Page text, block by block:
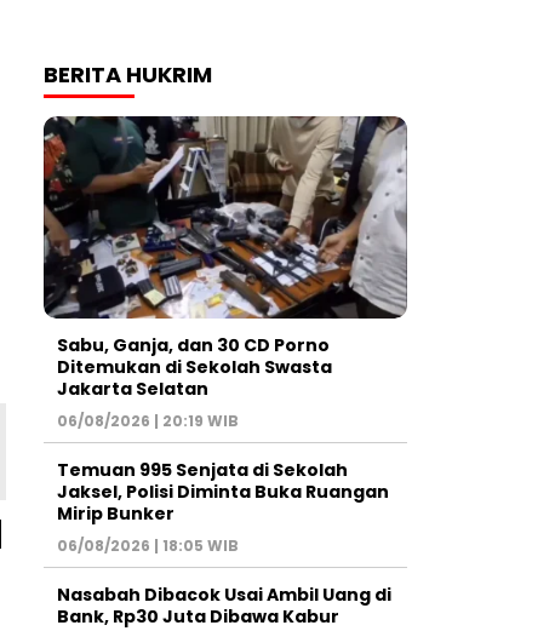
BERITA HUKRIM
Sabu, Ganja, dan 30 CD Porno
Ditemukan di Sekolah Swasta
Jakarta Selatan
06/08/2026 | 20:19 WIB
Temuan 995 Senjata di Sekolah
Jaksel, Polisi Diminta Buka Ruangan
Mirip Bunker
06/08/2026 | 18:05 WIB
Nasabah Dibacok Usai Ambil Uang di
Bank, Rp30 Juta Dibawa Kabur